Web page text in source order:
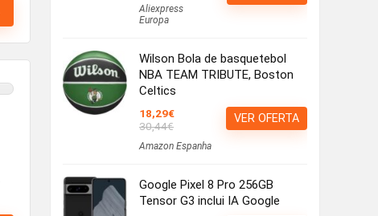
Aliexpress
Europa
Wilson Bola de basquetebol
NBA TEAM TRIBUTE, Boston
Celtics
18,29€
30,44€
Amazon Espanha
VER OFERTA
Google Pixel 8 Pro 256GB
Tensor G3 inclui IA Google